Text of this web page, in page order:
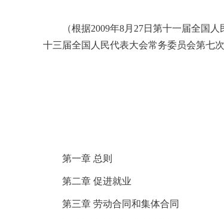
（根据2009年8月27日第十一届全国人
十三届全国人民代表大会常务委员会第七
第一章 总则
第二章 促进就业
第三章 劳动合同和集体合同